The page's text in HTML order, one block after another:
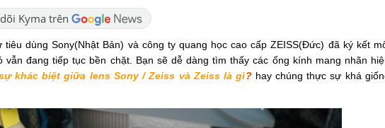
Kyma trên
dùng Sony(Nhật Bản) và công ty quang học cao cấp ZEISS(Đức) đã ký kết
đang tiếp tục bền chặt. Bạn sẽ dễ dàng tìm thấy các ống kính mang nhãn
khác biệt giữa lens Sony / Zeiss và Zeiss là gì? hay chúng thực sự khá